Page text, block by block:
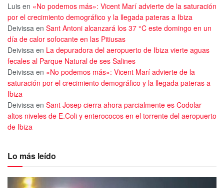
Luis en «No podemos más»: Vicent Marí advierte de la saturación
por el crecimiento demográfico y la llegada pateras a Ibiza
Deivissa en Sant Antoni alcanzará los 37 °C este domingo en un
día de calor sofocante en las Pitiusas
Deivissa en La depuradora del aeropuerto de Ibiza vierte aguas
fecales al Parque Natural de ses Salines
Deivissa en «No podemos más»: Vicent Marí advierte de la
saturación por el crecimiento demográfico y la llegada pateras a
Ibiza
Deivissa en Sant Josep cierra ahora parcialmente es Codolar
altos niveles de E.Coli y enterococos en el torrente del aeropuerto
de Ibiza
Lo más leído